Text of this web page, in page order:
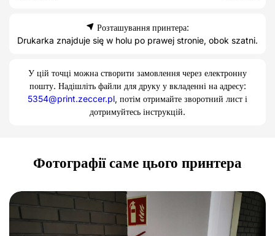
Розташування принтера:
Drukarka znajduje się w holu po prawej stronie, obok szatni.
У цій точці можна створити замовлення через електронну
пошту. Надішліть файли для друку у вкладенні на адресу:
5354@print.zeccer.pl, потім отримайте зворотний лист і
дотримуйтесь інструкцій.
Фотографії саме цього принтера